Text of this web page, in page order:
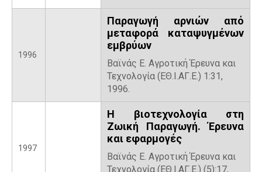
1996
Παραγωγή αρνιών από
μεταφορά καταψυγμένων
εμβρύων
Βαϊνάς Ε. Αγροτική Έρευνα και
Τεχνολογία (ΕΘ.Ι.ΑΓ.Ε.) 1:31,
1996.
1997
Η βιοτεχνολογία στη
Ζωική Παραγωγή. Έρευνα
και εφαρμογές
Βαϊνάς Ε. Αγροτική Έρευνα και
Τεχνολογία (ΕΘ.Ι.ΑΓ.Ε.) (5):17,